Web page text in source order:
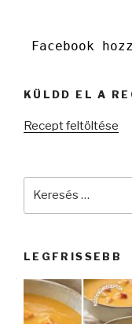
Facebook
KÜLDD EL A
Recept feltöltése
LEGFRISSEBB